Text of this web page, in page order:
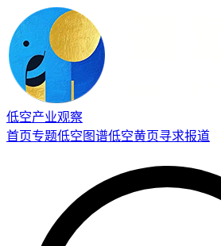
低空产业观察
首页专题低空图谱低空黄页寻求报道